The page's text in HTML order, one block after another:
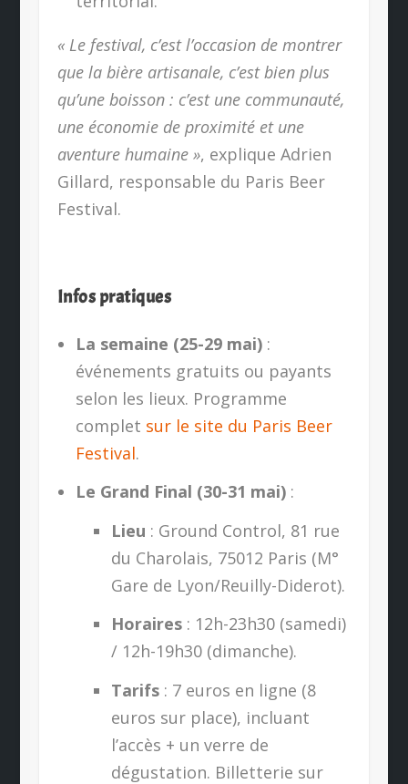
« Le festival, c’est l’occasion de montrer
que la bière artisanale, c’est bien plus
qu’une boisson : c’est une communauté,
une économie de proximité et une
aventure humaine », explique Adrien
Gillard, responsable du Paris Beer
Festival.
Infos pratiques
La semaine (25-29 mai) :
événements gratuits ou payants
selon les lieux. Programme
complet sur le site du Paris Beer
Festival.
Le Grand Final (30-31 mai) :
Lieu : Ground Control, 81 rue
du Charolais, 75012 Paris (M°
Gare de Lyon/Reuilly-Diderot).
Horaires: 12h-23h30 (samedi)
/ 12h-19h30 (dimanche).
Tarifs: 7 euros en ligne (8
euros sur place), incluant
l’accès + un verre de
dégustation. Billetterie sur